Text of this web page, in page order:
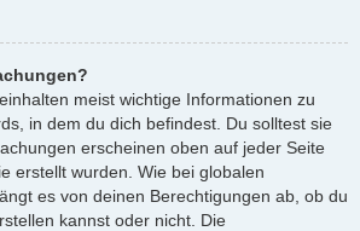
meist wichtige Informationen zu
in dem du dich befindest. Du solltest sie
erscheinen oben auf jeder Seite
erstellt wurden. Wie bei globalen
es von deinen Berechtigungen ab, ob du
kannst oder nicht. Die